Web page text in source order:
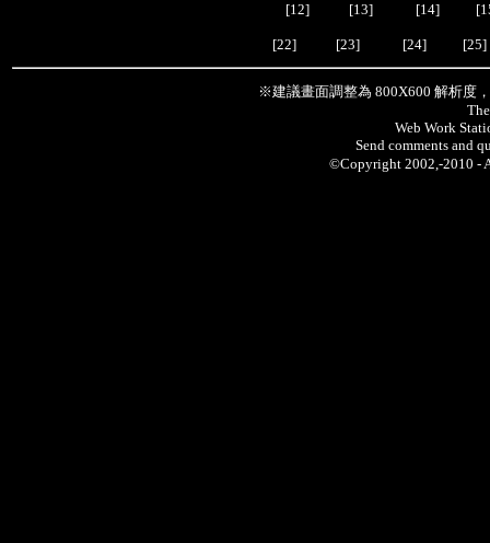
[12] [13] [14]
[22] [23] [24] [25]
※建議畫面調整為 800X600 解析度
Web Work
Send comments and
©Copyright 2002,-2010 -